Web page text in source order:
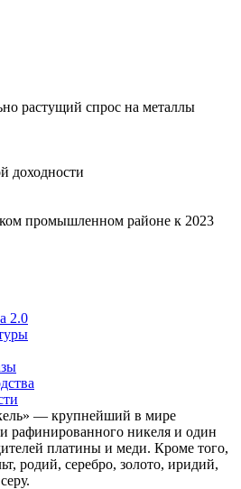
растущий спрос на металлы
доходности
промышленном районе к 2023
2.0
— крупнейший в мире
рафинированного никеля и один
платины и меди. Кроме того,
родий, серебро, золото, иридий,